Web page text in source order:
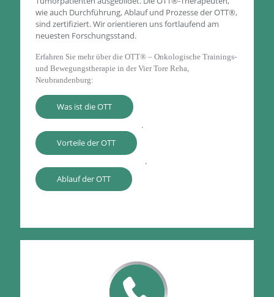
wie auch Durchführung, Ablauf und Prozesse der OTT®,
sind zertifiziert. Wir orientieren uns fortlaufend am
neuesten Forschungsstand.
Erfahren Sie mehr über die OTT® – Onkologische Trainings-
und Bewegungstherapie in der Vier Tore Reha,
Neubrandenburg:
Was ist die OTT
.
Vorteile der OTT
.
Ablauf der OTT